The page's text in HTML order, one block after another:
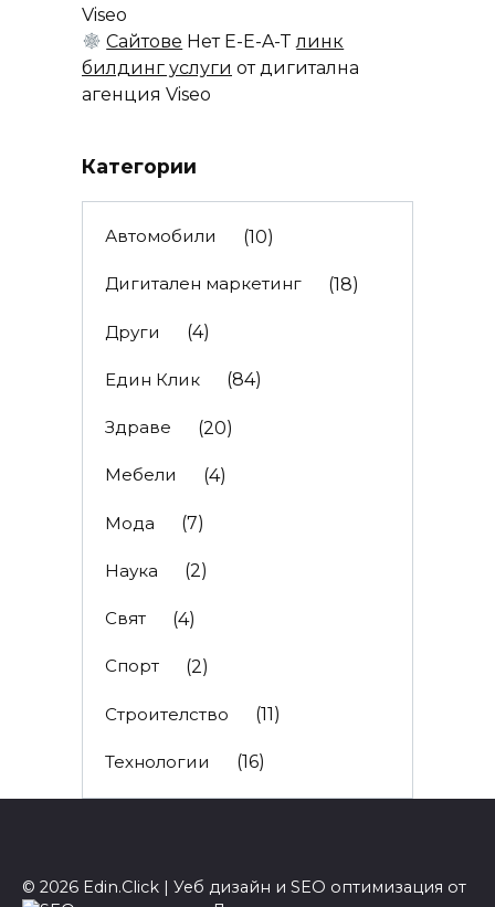
Viseo
Сайтове Нет E-E-A-Tлинк
билдинг услуги от дигитална
агенция Viseo
Категории
Автомобили (10)
Дигитален маркетинг (18)
Други (4)
Един Клик (84)
Здраве (20)
Мебели (4)
Мода (7)
Наука (2)
Свят (4)
Спорт (2)
Строителство (11)
Технологии (16)
© 2026 Edin.Click | Уеб дизайн и SEO оптимизация от